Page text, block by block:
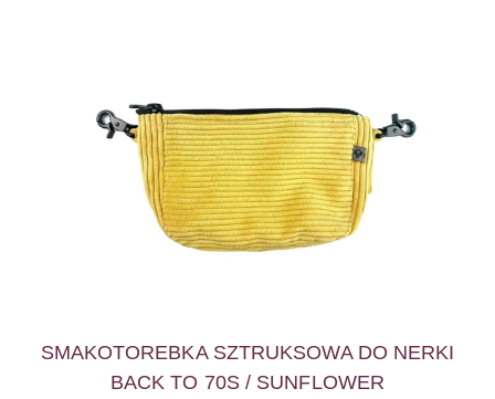
SMAKOTOREBKA SZTRUKSOWA DO NERKI
BACK TO 70S / SUNFLOWER